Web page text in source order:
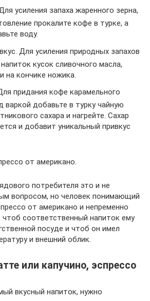
усиления запаха жаренного зерна,
прокалите кофе в турке, а
воду.
Для усиления природных запахов
кусок сливочного масла,
на кончике ножика.
придания кофе карамельного
варкой добавьте в турку чайную
сахара и нагрейте. Сахар
и добавит уникальный привкус
от американо.
потребителя это и не
вопросом, но человек понимающий
от американо и непременно
чтоб соответственный напиток ему
посуде и чтоб он имел
и внешний облик.
или капучино, эспрессо
вкусный напиток, нужно